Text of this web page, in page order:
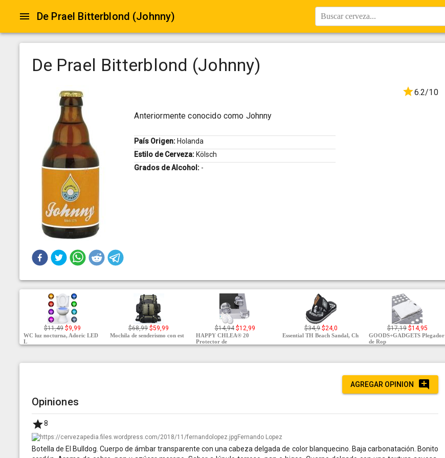
De Prael Bitterblond (Johnny) Buscar cerveza...
De Prael Bitterblond (Johnny)
6.2/10
Anteriormente conocido como Johnny
País Origen: Holanda
Estilo de Cerveza: Kölsch
Grados de Alcohol: -
$11,49 $9,99
WC luz nocturna, Adoric LED
L
$68,99 $59,99
Mochila de senderismo con est
$14,94 $12,99
HAPPY CHLEA® 20
Protector de
$34,9 $24,0
Essential TH Beach Sandal, Ch
$17,19 $14,95
GOODS+GADGETS Plegador
de Rop
AGREGAR OPINION
Opiniones
8
Fernando Lopez
Botella de El Bulldog. Cuerpo de ámbar transparente con una cabeza delgada de color blanquecino. Baja carbonatación. Bonito